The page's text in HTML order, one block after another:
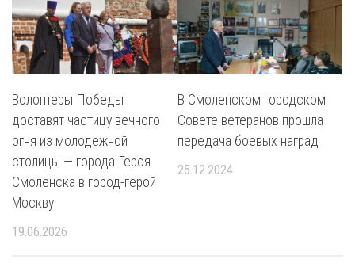
Волонтеры Победы
доставят частицу вечного
огня из молодежной
столицы — города-Героя
Смоленска в город-герой
Москву
19.06.2026
В Смоленском городском
Совете ветеранов прошла
передача боевых наград
25.12.2024